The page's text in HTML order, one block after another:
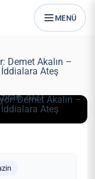
MENÜ
Demet Akalın –
Ateş
Ürek O
2021